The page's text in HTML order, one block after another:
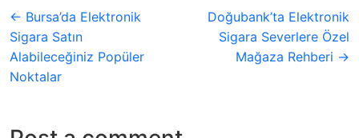
← Bursa’da Elektronik
Sigara Satın
Alabileceğiniz Popüler
Noktalar
Doğubank’ta Elektronik
Sigara Severlere Özel
Mağaza Rehberi →